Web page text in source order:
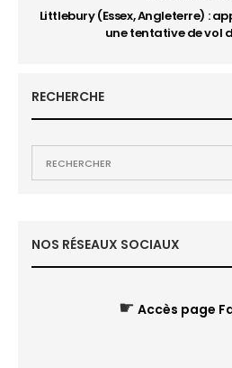
Littlebury (Essex, Angleterre) :
une tentative de vol
RECHERCHE
NOS RÉSEAUX SOCIAUX
☛ Accès page